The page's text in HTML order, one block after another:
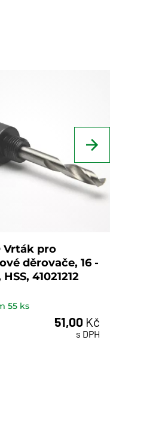
Vrták pro
děrovače, 16 -
41021212
55ks
51,00 Kč
s DPH